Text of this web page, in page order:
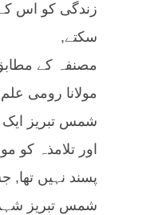
زندگی کو اس کے
سکتے,
مصنفہ کے
مولانا رومی
شمس تبریز
اور تلامذہ کو
پسند نہیں تھا,
شمس تبریز شہر